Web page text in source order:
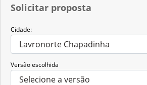
Solicitar proposta
Cidade:
Versão escolhida